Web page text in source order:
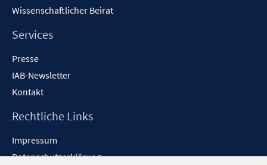
n
Wissenschaftlicher Beirat
Services
Presse
IAB-Newsletter
Kontakt
Rechtliche Links
Impressum
Datenschutzerklärung